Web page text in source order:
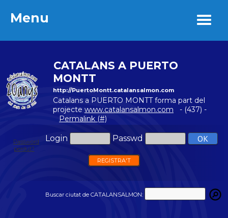
Menu
CATALANS A PUERTO
MONTT
http://PuertoMontt.catalansalmon.com
Catalans a PUERTO MONTT forma part del
projecte www.catalansalmon.com - (437) -
Permalink (#)
Login Passwd
Password
perdut?
REGISTRA'T
Buscar ciutat de CATALANSALMON:
Menu